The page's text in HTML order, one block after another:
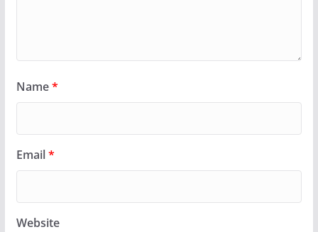
Name*
Email*
Website